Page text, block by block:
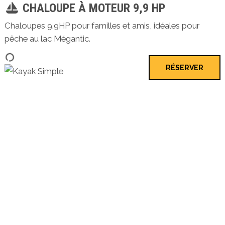
CHALOUPE À MOTEUR 9,9 HP
Chaloupes 9.9HP pour familles et amis, idéales pour
pêche au lac Mégantic.
RÉSERVER